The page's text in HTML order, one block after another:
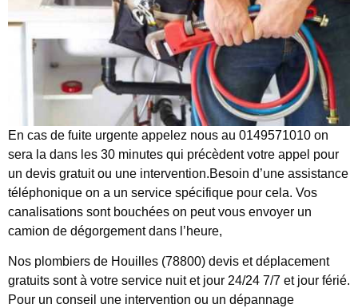
En cas de fuite urgente appelez nous au 0149571010 on
sera la dans les 30 minutes qui précèdent votre appel pour
un devis gratuit ou une intervention.Besoin d’une assistance
téléphonique on a un service spécifique pour cela. Vos
canalisations sont bouchées on peut vous envoyer un
camion de dégorgement dans l’heure,
Nos plombiers de Houilles (78800) devis et déplacement
gratuits sont à votre service nuit et jour 24/24 7/7 et jour férié.
Pour un conseil une intervention ou un dépannage